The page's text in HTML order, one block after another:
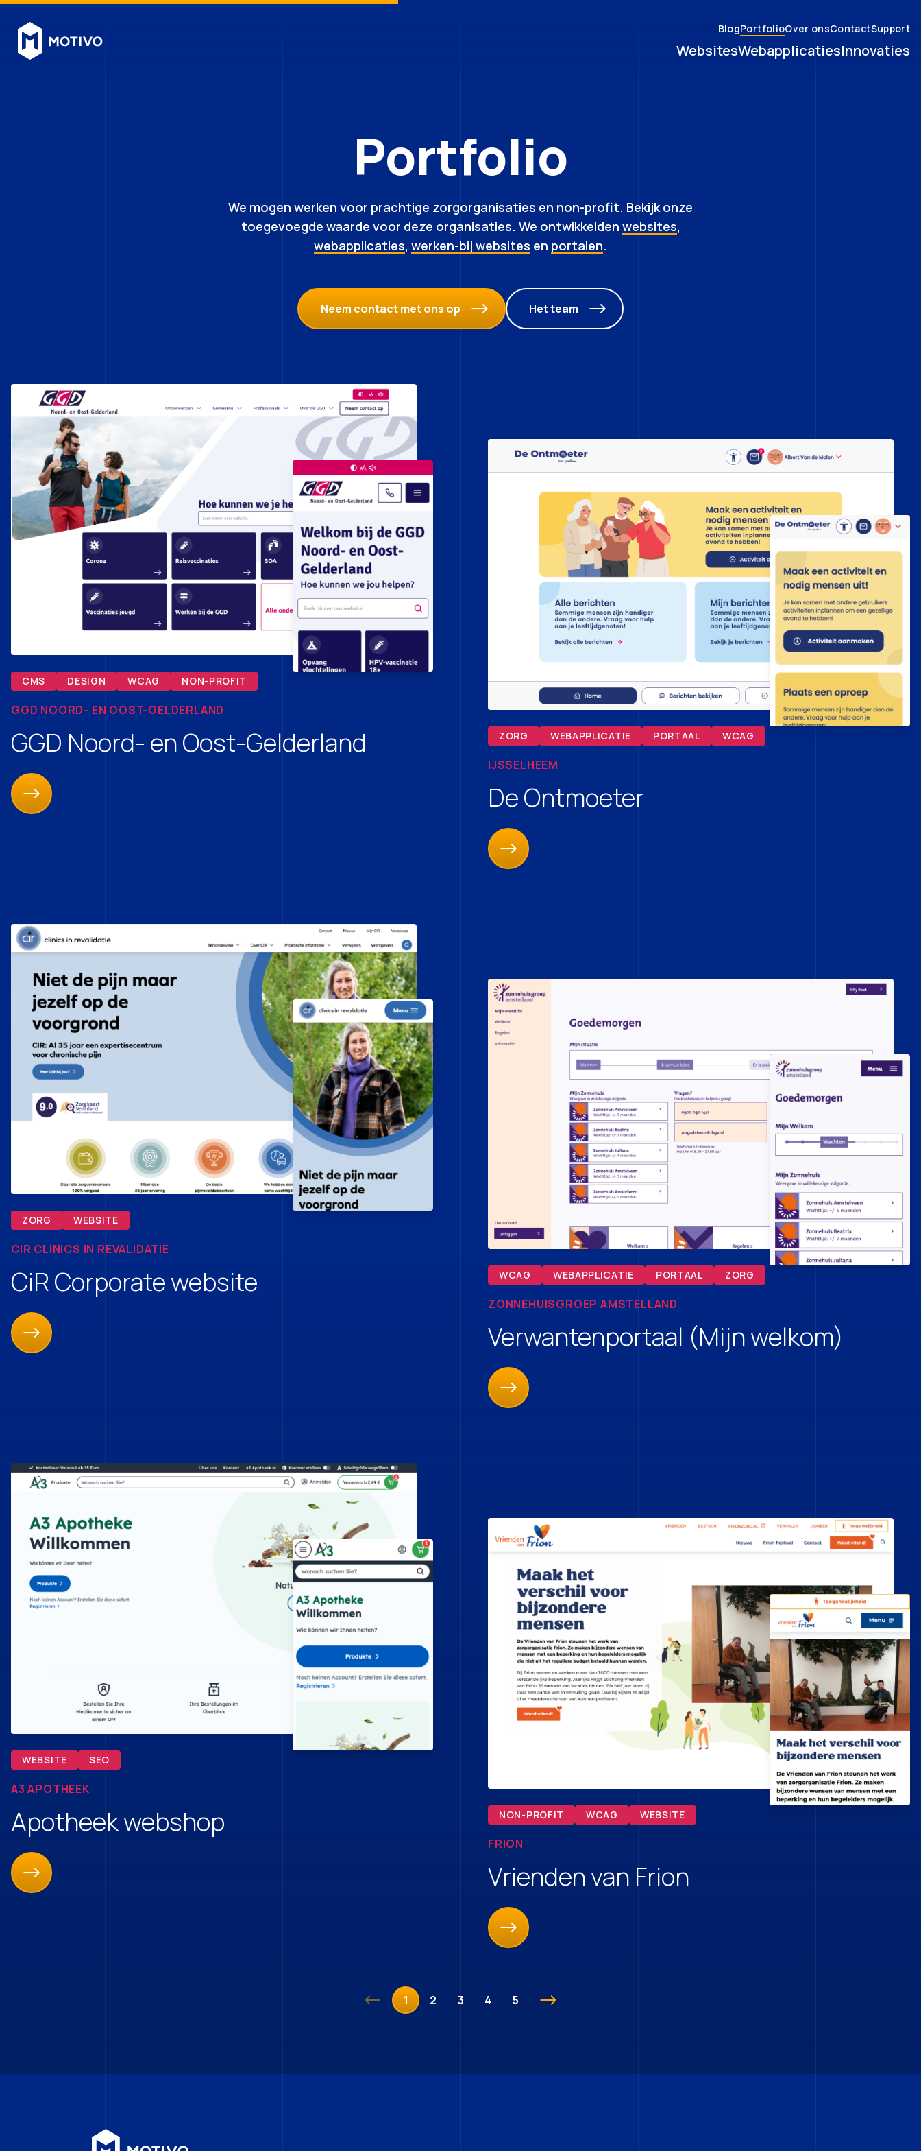
BlogPortfolioOver onsContactSupport
WebsitesWebapplicatiesInnovaties
Portfolio
We mogen werken voor prachtige zorgorganisaties en non-profit. Bekijk onze
toegevoegde waarde voor deze organisaties. We ontwikkelden websites,
webapplicaties, werken-bij websites en portalen.
Neem contact met ons op Het team
CMS DESIGN WCAG NON-PROFIT
GGD NOORD- EN OOST-GELDERLAND
GGD Noord- en Oost-Gelderland ZORG WEBAPPLICATIE PORTAAL WCAG
IJSSELHEEM
De Ontmoeter
ZORG WEBSITE
CIR CLINICS IN REVALIDATIE
CiR Corporate website WCAG WEBAPPLICATIE PORTAAL ZORG
ZONNEHUISGROEP AMSTELLAND
Verwantenportaal (Mijn welkom)
WEBSITE SEO
A3 APOTHEEK
Apotheek webshop NON-PROFIT WCAG WEBSITE
FRION
Vrienden van Frion
1 2 3 4 5